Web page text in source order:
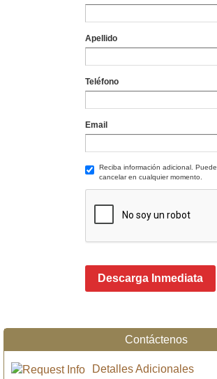
Apellido
Teléfono
Email
Reciba información adicional. Puede
cancelar en cualquier momento.
Descarga Inmediata
Contáctenos
Detalles Adicionales